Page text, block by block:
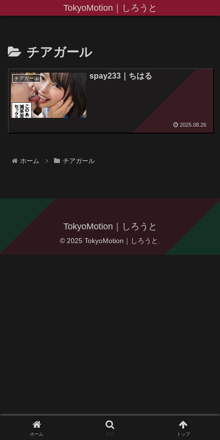
TokyoMotion｜しろうと
チアガール
チアガール spay233｜ちはる
2025.08.26
ホーム チアガール
TokyoMotion｜しろうと
© 2025 TokyoMotion｜しろうと.
ホーム トップ